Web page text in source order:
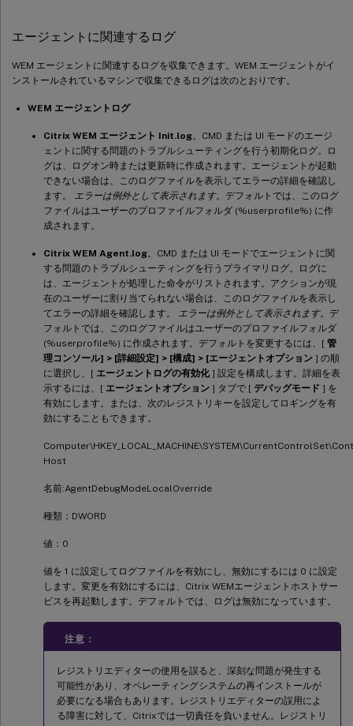
エージェントに関連するログ
WEM エージェントに関連するログを収集できます。WEM エージェントがイ
ンストールされているマシンで収集できるログは次のとおりです。
WEM エージェントログ
Citrix WEM エージェント Init.log。CMD または UI モードのエージ
ェントに関する問題のトラブルシューティングを行う初期化ログ。ロ
グは、ログオン時または更新時に作成されます。エージェントが起動
できない場合は、このログファイルを表示してエラーの詳細を確認し
ます。
エラーは例外として表示されます。デフォルトでは、このログ
ファイルはユーザーのプロファイルフォルダ (%userprofile%) に作
成されます。
Citrix WEM Agent.log。CMD または UI モードでエージェントに関
する問題のトラブルシューティングを行うプライマリログ。ログに
は、エージェントが処理した命令がリストされます。アクションが現
在のユーザーに割り当てられない場合は、このログファイルを表示し
てエラーの詳細を確認します。
エラーは例外として表示されます。デ
フォルトでは、このログファイルはユーザーのプロファイルフォルダ
(%userprofile%) に作成されます。デフォルトを変更するには、[ 管
理コンソール] > [詳細設定] > [構成] > [エージェントオプション ] の順
に選択し、[ エージェントログの有効化] 設定を構成します。詳細を表
示するには、[ エージェントオプション ] タブで [ デバッグモード ] を
有効にします。または、次のレジストリキーを設定してロギングを有
効にすることもできます。
Host
名前:AgentDebugModeLocalOverride
種類：DWORD
値：0
値を 1 に設定してログファイルを有効にし、無効にするには 0 に設定
します。変更を有効にするには、Citrix WEMエージェントホストサー
ビスを再起動します。デフォルトでは、ログは無効になっています。
注意：
レジストリエディターの使用を誤ると、深刻な問題が発生する
可能性があり、オペレーティングシステムの再インストールが
必要になる場合もあります。レジストリエディターの誤用によ
る障害に対して、Citrixでは一切責任を負いません。レジストリ